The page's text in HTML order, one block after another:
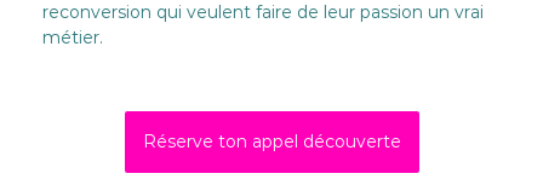
reconversion qui veulent faire de leur passion un vrai
métier.
Réserve ton appel découverte